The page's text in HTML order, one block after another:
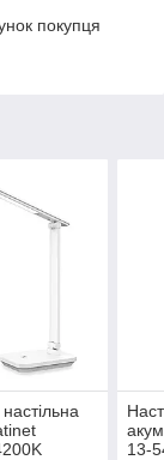
покупця
13-